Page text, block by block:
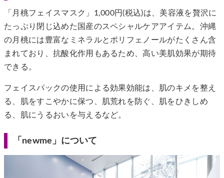
「月桃フェイスマスク」1,000円(税込)は、美容液を贅沢に
たっぷり閉じ込めた国産のスペシャルケアアイテム。沖縄
の月桃には豊富なミネラルとポリフェノールがたくさん含
まれており、抗酸化作用もあるため、高い美肌効果が期待
できる。
フェイスパックの使用による効果効能は、肌のキメを整え
る、肌をすこやかに保つ、肌荒れを防ぐ、肌をひきしめ
る、肌にうるおいを与えるなど。
「newme」について